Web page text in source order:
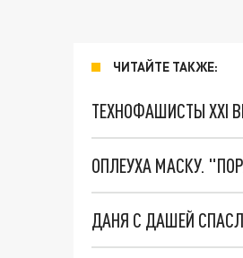
ЧИТАЙТЕ ТАКЖЕ:
ТЕХНОФАШИСТЫ XXI
ОПЛЕУХА МАСКУ.
ДАНЯ С ДАШЕЙ